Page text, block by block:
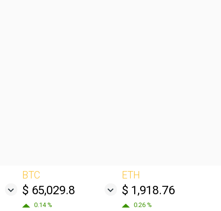
BTC
$ 65,029.8
0.14 %
ETH
$ 1,918.76
0.26 %